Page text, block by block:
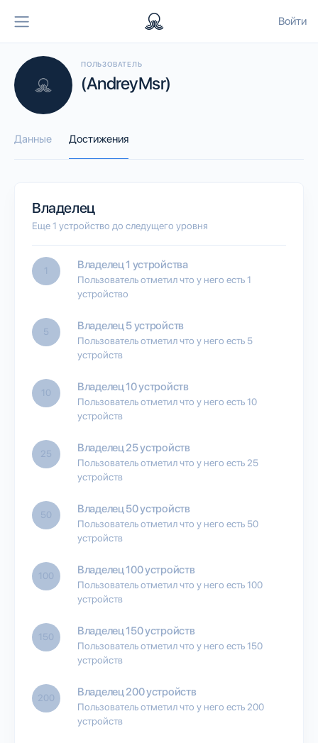
Войти
ПОЛЬЗОВАТЕЛЬ
(AndreyMsr)
Данные Достижения
Владелец
Еще 1 устройство до следущего уровня
1 Владелец 1 устройства
Пользователь отметил что у него есть 1
устройство
5 Владелец 5 устройств
Пользователь отметил что у него есть 5
устройств
10 Владелец 10 устройств
Пользователь отметил что у него есть 10
устройств
25 Владелец 25 устройств
Пользователь отметил что у него есть 25
устройств
50 Владелец 50 устройств
Пользователь отметил что у него есть 50
устройств
100 Владелец 100 устройств
Пользователь отметил что у него есть 100
устройств
150 Владелец 150 устройств
Пользователь отметил что у него есть 150
устройств
200 Владелец 200 устройств
Пользователь отметил что у него есть 200
устройств